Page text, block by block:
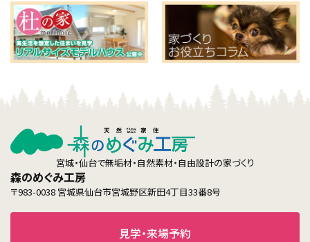
宮城・仙台で無垢材・自然素材・自由設計の家づくり
森のめぐみ工房
〒983-0038 宮城県仙台市宮城野区新田4丁目33番8号
見学・来場予約